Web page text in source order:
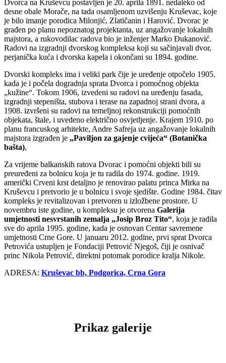
Dvorca na Kruševcu postavljen je 20. aprila 1891. nedaleko od
desne obale Morače, na tada osamljenom uzvišenju Kruševac, koje
je bilo imanje porodica Milonjić, Zlatičanin i Harović. Dvorac je
građen po planu nepoznatog projektanta, uz angažovanje lokalnih
majstora, a rukovodilac radova bio je inženjer Marko Đukanović.
Radovi na izgradnji dvorskog kompleksa koji su sačinjavali dvor,
perjanička kuća i dvorska kapela i okončani su 1894. godine.
Dvorski kompleks ima i veliki park čije je uređenje otpočelo 1905.
kada je i počela dogradnja sprata Dvorca i pomoćnog objekta
„kužine“. Tokom 1906, izvedeni su radovi na uređenju fasada,
izgradnji stepeništa, stubova i terase na zapadnoj strani dvora, a
1908. izvršeni su radovi na temeljnoj rekonstrukciji pomoćnih
objekata, štale, i uvedeno električno osvjetljenje. Krajem 1910. po
planu francuskog arhitekte, Andre Safreja uz angažovanje lokalnih
majstora izgrađen je „Paviljon za gajenje cvijeća“ (Botanička
bašta),
Za vrijeme balkanskih ratova Dvorac i pomoćni objekti bili su
preuređeni za bolnicu koja je tu radila do 1974. godine. 1919.
američki Crveni krst detaljno je renovirao palatu princa Mirka na
Kruševcu i pretvorio je u bolnicu i svoje sjedište. Godine 1984. čitav
kompleks je revitalizovan i pretvoren u izložbene prostore. U
novembru iste godine, u kompleksu je otvorena Galerija
umjetnosti nesvrstanih zemalja „Josip Broz Tito“, koja je radila
sve do aprila 1995. godine, kada je osnovan Centar savremene
umjetnosti Crne Gore. U januaru 2012. godine, prvi sprat Dvorca
Petrovića ustupljen je Fondaciji Petrović Njegoš, čiji je osnivač
princ Nikola Petrović, direktni potomak porodice kralja Nikole.
ADRESA: Kruševac bb, Podgorica, Crna Gora
Prikaz galerije